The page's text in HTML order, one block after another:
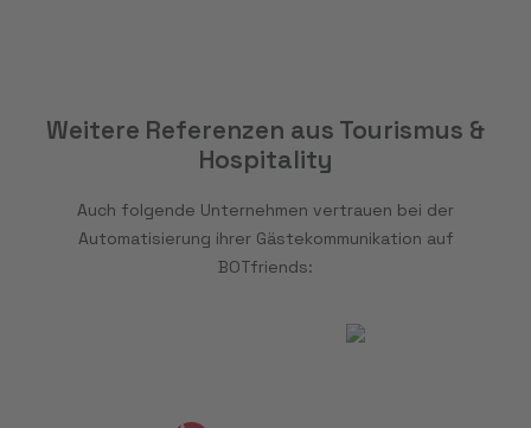
Weitere Referenzen aus Tourismus &
Hospitality
Auch folgende Unternehmen vertrauen bei der
Automatisierung ihrer Gästekommunikation auf
BOTfriends: